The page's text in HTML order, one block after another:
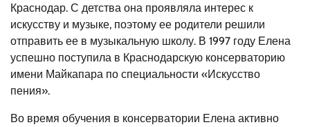
Краснодар. С детства она проявляла интерес к
искусству и музыке, поэтому ее родители решили
отправить ее в музыкальную школу. В 1997 году Елена
успешно поступила в Краснодарскую консерваторию
имени Майкапара по специальности «Искусство
пения».
Во время обучения в консерватории Елена активно